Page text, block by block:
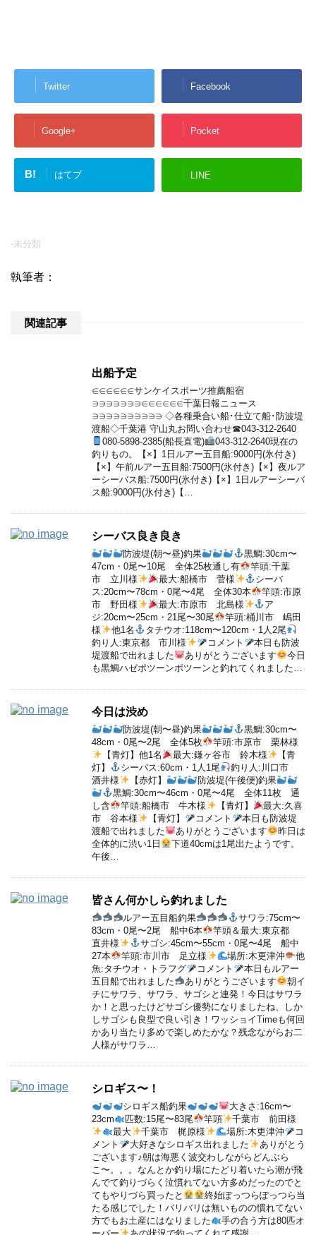
Twitter Facebook
Google+ Pocket
B! はてブ LINE
-未分類
執筆者：
関連記事
出船予定
∈∈∈∈∈∈サンケイスポーツ推薦船宿
∋∋∋∋∋∋∋∈∈∈∈∈∈千葉日報ニュース
∋∋∋∋∋∋∋∋∋∋ ◇各種乗合い船･仕立て船･防波堤
渡船◇千葉港 守山丸お問い合わせ☎043-312-2640
080-5898-2385(船長直電)
043-312-2640現在の
釣りもの。【×】1日ルアー五目船:9000円(氷付き)
【×】午前ルアー五目船:7500円(氷付き)【×】夜ルア
ーシーバス船:7500円(氷付き)【×】1日ルアーシーバ
ス船:9000円(氷付き)【…
シーバス良き良き
防波堤(朝〜昼)釣果
黒鯛:30cm〜
47cm・0尾〜10尾 全体25枚通し有
竿頭:千葉
市 立川様
最大:船橋市 菅様
シーバ
ス:20cm〜78cm・0尾〜4尾 全体30本
竿頭:市原
市 野田様
最大:市原市 北島様
ア
ジ:20cm〜25cm・21尾〜30尾
竿頭:桶川市 嶋田
様
他1名
タチウオ:118cm〜120cm・1人2尾
釣り人:東京都 市川様
コメント
本日も防波
堤渡船で出れました
ありがとうございます
今日
も黒鯛ハゼポツーンポツーンと釣れてくれました…
今日は渋め
防波堤(朝〜昼)釣果
黒鯛:30cm〜
48cm・0尾〜2尾 全体5枚
竿頭:市原市 栗林様
【青灯】他1名
最大:鎌ヶ谷市 鈴木様
【青
灯】
シーバス:60cm・1人1尾
釣り人:川口市
酒井様
【赤灯】
防波堤(午後便)釣果
黒鯛:30cm〜46cm・0尾〜4尾 全体11枚 通
し含
竿頭:船橋市 牛木様 【青灯】
最大:久喜
市 谷本様
【青灯】 コメント
本日も防波堤
渡船で出れました
ありがとうございます
昨日は
全体的に渋い1日
下道40cmは1尾出たようです。
午後…
皆さん何かしら釣れました
ルアー五目船釣果
サワラ:75cm〜
83cm・0尾〜2尾 船中6本
竿頭＆最大:東京都
直井様
サゴシ:45cm〜55cm・0尾〜4尾 船中
27本
竿頭:市川市 足立様 場所:木更津沖
他
魚:タチウオ・トラフグ
コメント
本日もルアー
五目船で出れました
ありがとうございます
朝イ
チにサワラ、サワラ、サゴシと連発！今日はサワラ
か！と思ったけどサゴシ優勢になりましたね、しか
しサゴシも良型で良い引き！ワッショイTimeも何回
かあり当たり多めで楽しめたかな？残念ながらお二
人様がサワラ…
シロギス〜！
シロギス船釣果
大きさ:16cm〜
23cm
匹数:15尾〜83尾 竿頭
千葉市 前田様
最大
千葉市 梶原様 場所:木更津沖
コ
メント
大好きなシロギス出れました
ありがとう
ございます♪朝は海悪く波交わしながらどんぶら
こ〜。。。なんとか釣り場にたどり着いたら潮が飛
んでて釣りづらく泣慣れてない方多めだったのでと
てもやりづら買ったと
終始ぽっつらぽっつら当
たる感じでした！バリバリは無いものの慣れてない
方でもお土産にはなりました
手の合う方は80匹オ